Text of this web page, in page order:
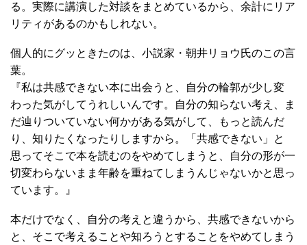
る。実際に講演した対談をまとめているから、余計にリア
リティがあるのかもしれない。
個人的にグッときたのは、小説家・朝井リョウ氏のこの言
葉。
『私は共感できない本に出会うと、自分の輪郭が少し変
わった気がしてうれしいんです。自分の知らない考え、ま
だ辿りついていない何かがある気がして、もっと読んだ
り、知りたくなったりしますから。「共感できない」と
思ってそこで本を読むのをやめてしまうと、自分の形が一
切変わらないまま年齢を重ねてしまうんじゃないかと思っ
ています。』
本だけでなく、自分の考えと違うから、共感できないから
と、そこで考えることや知ろうとすることをやめてしまう